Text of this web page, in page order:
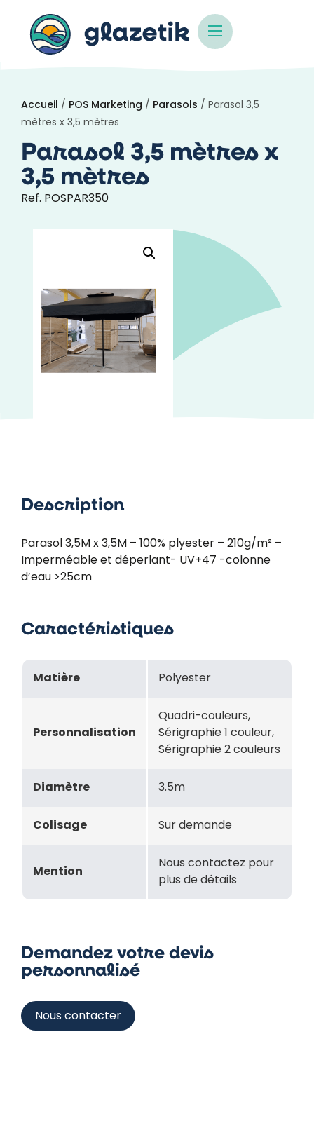
Accueil / POS Marketing / Parasols / Parasol 3,5
mètres x 3,5 mètres
Parasol 3,5 mètres x
3,5 mètres
Ref. POSPAR350
Description
Parasol 3,5M x 3,5M – 100% plyester – 210g/m² –
Imperméable et déperlant- UV+47 -colonne
d’eau >25cm
Caractéristiques
Matière Polyester
Personnalisation
Quadri-couleurs,
Sérigraphie 1 couleur,
Sérigraphie 2 couleurs
Diamètre 3.5m
Colisage Sur demande
Mention
Nous contactez pour
plus de détails
Demandez votre devis
personnalisé
Nous contacter